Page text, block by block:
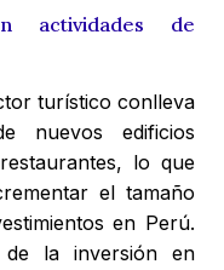
actividades de
turístico conlleva
nuevos edificios
lo que
el tamaño
en Perú.
la inversión en